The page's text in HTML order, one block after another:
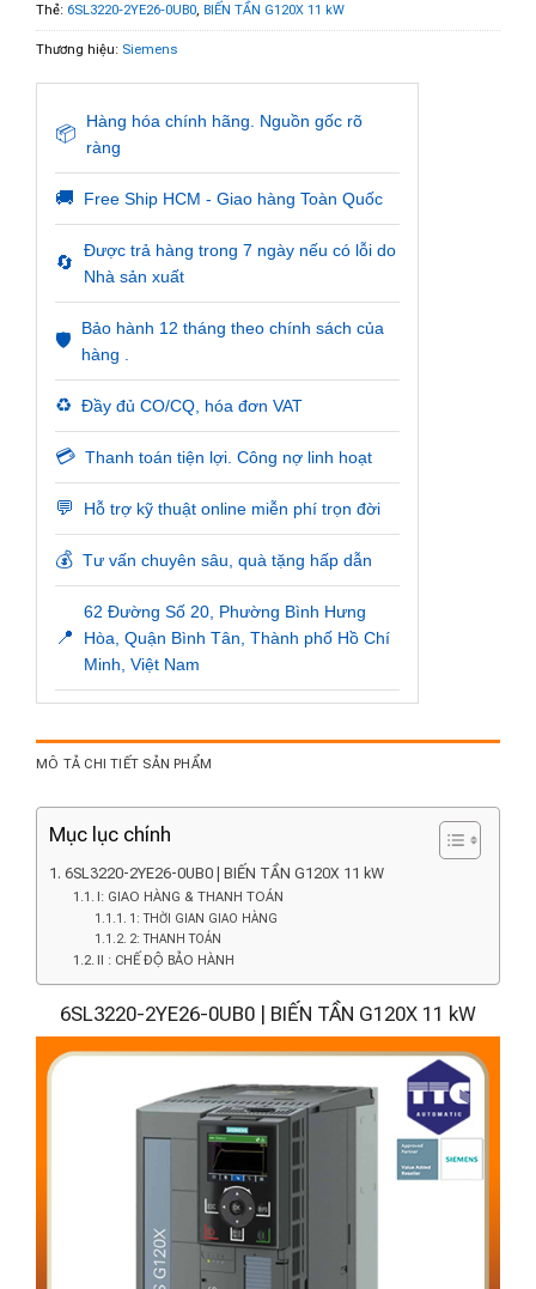
Thẻ: 6SL3220-2YE26-0UB0, BIẾN TẦN G120X 11 kW
Thương hiệu: Siemens
📦
Hàng hóa chính hãng. Nguồn gốc rõ
ràng
🚚 Free Ship HCM - Giao hàng Toàn Quốc
🔄
Được trả hàng trong 7 ngày nếu có lỗi do
Nhà sản xuất
🛡️
Bảo hành 12 tháng theo chính sách của
hàng .
♻️ Đầy đủ CO/CQ, hóa đơn VAT
💳 Thanh toán tiện lợi. Công nợ linh hoạt
💬 Hỗ trợ kỹ thuật online miễn phí trọn đời
💰 Tư vấn chuyên sâu, quà tặng hấp dẫn
📍
62 Đường Số 20, Phường Bình Hưng
Hòa, Quận Bình Tân, Thành phố Hồ Chí
Minh, Việt Nam
MÔ TẢ CHI TIẾT SẢN PHẨM
Mục lục chính
6SL3220-2YE26-0UB0 | BIẾN TẦN G120X 11 kW
I: GIAO HÀNG & THANH TOÁN
1: THỜI GIAN GIAO HÀNG
2: THANH TOÁN
II : CHẾ ĐỘ BẢO HÀNH
6SL3220-2YE26-0UB0 | BIẾN TẦN G120X 11 kW